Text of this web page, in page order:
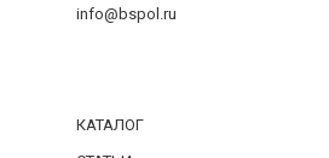
info@bspol.ru
КАТАЛОГ